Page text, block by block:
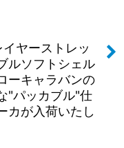
ヤーストレッ
ルソフトシェル
ーキャラバンの
"パッカブル"仕
カが入荷いたし